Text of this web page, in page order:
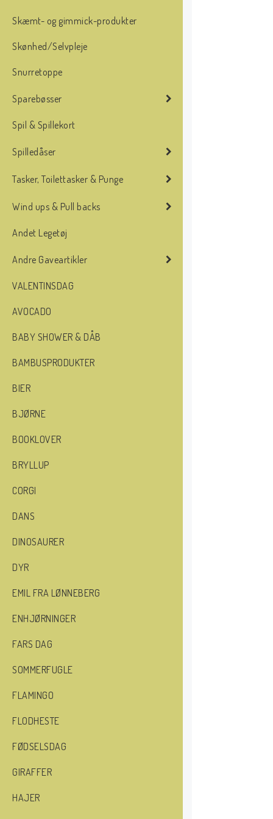
Skæmt- og gimmick-produkter
Skønhed/Selvpleje
Snurretoppe
Sparebøsser
Spil & Spillekort
Spilledåser
Tasker, Toilettasker & Punge
Wind ups & Pull backs
Andet Legetøj
Andre Gaveartikler
VALENTINSDAG
AVOCADO
BABY SHOWER & DÅB
BAMBUSPRODUKTER
BIER
BJØRNE
BOOKLOVER
BRYLLUP
CORGI
DANS
DINOSAURER
DYR
EMIL FRA LØNNEBERG
ENHJØRNINGER
FARS DAG
SOMMERFUGLE
FLAMINGO
FLODHESTE
FØDSELSDAG
GIRAFFER
HAJER